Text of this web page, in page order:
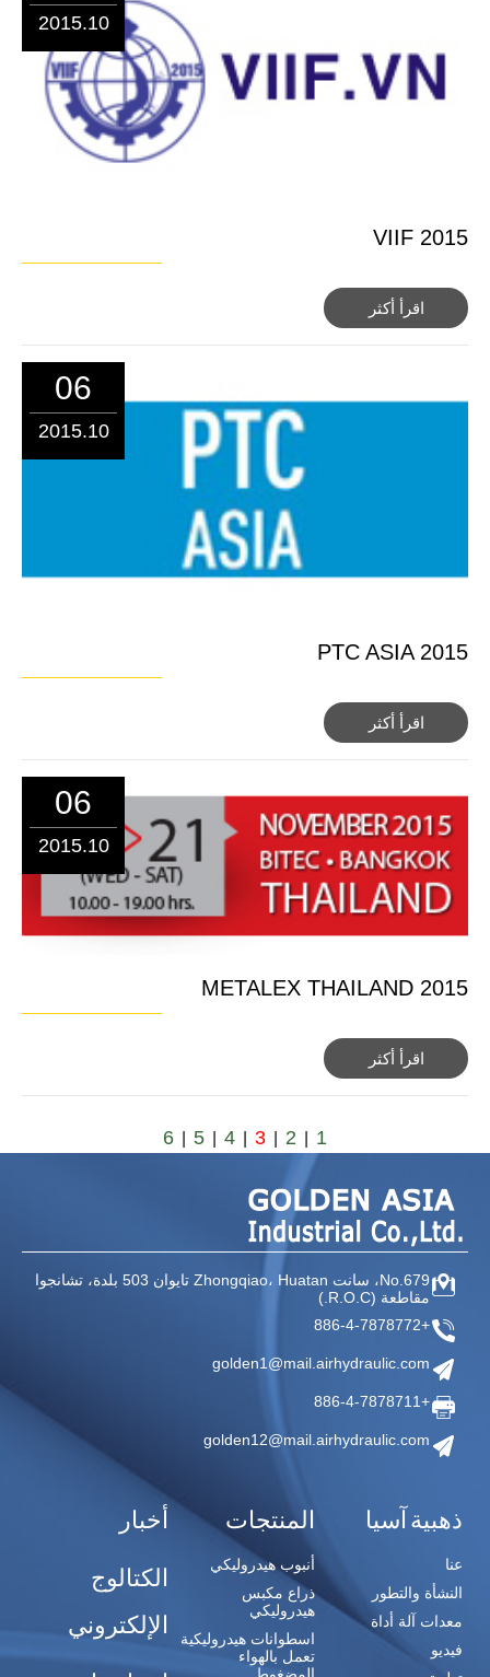
2015.10
VIIF 2015
اقرأ أكثر
06
2015.10
PTC ASIA 2015
اقرأ أكثر
06
2015.10
METALEX THAILAND 2015
اقرأ أكثر
1
2
3
4
5
6
No.679، سانت Zhongqiao، Huatan تايوان
503 بلدة، تشانجوا
مقاطعة (R.O.C.)
+886-4-7878772
golden1@mail.airhydraulic.com
+886-4-7878711
golden12@mail.airhydraulic.com
ذهبية آسيا
عنا
النشأة والتطور
معدات آلة أداة
فيديو
المنتجات
أنبوب هيدروليكي
ذراع مكبس
هيدروليكي
اسطوانات هيدروليكية
تعمل بالهواء
أخبار
الكتالوج
الإلكتروني